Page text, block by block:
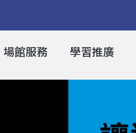
場館服務 學習推廣